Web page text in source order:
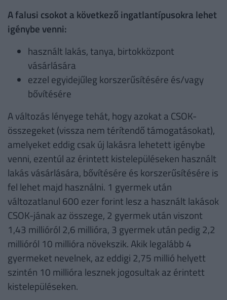
A falusi csokot a következő ingatlantípusokra lehet
igénybe venni:
használt lakás, tanya, birtokközpont
vásárlására
ezzel egyidejűleg korszerűsítésére és/vagy
bővítésére
A változás lényege tehát, hogy azokat a CSOK-
összegeket (vissza nem térítendő támogatásokat),
amelyeket eddig csak új lakásra lehetett igénybe
venni, ezentúl az érintett kistelepüléseken használt
lakás vásárlására, bővítésére és korszerűsítésére is
fel lehet majd használni. 1 gyermek után
változatlanul 600 ezer forint lesz a használt lakások
CSOK-jának az összege, 2 gyermek után viszont
1,43 millióról 2,6 millióra, 3 gyermek után pedig 2,2
millióról 10 millióra növekszik. Akik legalább 4
gyermeket nevelnek, az eddigi 2,75 millió helyett
szintén 10 millióra lesznek jogosultak az érintett
kistelepüléseken.